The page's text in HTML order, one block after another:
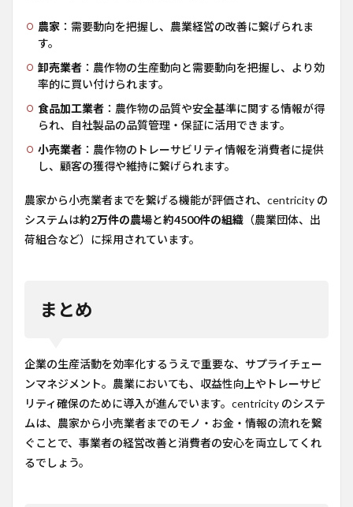
農家 ：需要動向を把握し、農業経営の改善に繋げられま
す。
卸売業者 ：農作物の生産動向と需要動向を把握し、より効
率的に買い付けられます。
食品加工業者 ：農作物の品質や安全基準に関する情報が得
られ、自社製品の品質管理・保証に活用できます。
小売業者 ：農作物のトレーサビリティ情報を消費者に提供
し、顧客の獲得や維持に繋げられます。
農家から小売業者までを繋げる機能が評価され、centricity の
システムは約2万件の農場と約4500件の組織 （農業団体、出
荷組合など）に採用されています。
まとめ
企業の生産活動を効率化するうえで重要な、サプライチェー
ンマネジメント。農業においても、収益性向上やトレーサビ
リティ確保のために導入が進んでいます。centricity のシステ
ムは、農家から小売業者までのモノ・お金・情報の流れを繋
ぐことで、事業者の経営改善と消費者の安心を両立してくれ
るでしょう。